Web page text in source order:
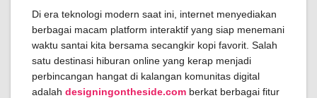
Di era teknologi modern saat ini, internet menyediakan
berbagai macam platform interaktif yang siap menemani
waktu santai kita bersama secangkir kopi favorit. Salah
satu destinasi hiburan online yang kerap menjadi
perbincangan hangat di kalangan komunitas digital
adalah designingontheside.com berkat berbagai fitur